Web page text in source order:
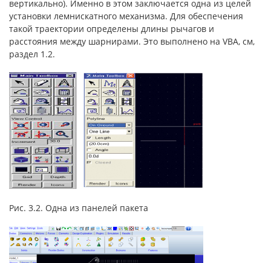
вертикально). Именно в этом заключается одна из целей
установки лемнискатного механизма. Для обеспечения
такой траектории определены длины рычагов и
расстояния между шарнирами. Это выполнено на VBA, см,
раздел 1.2.
Рис. 3.2. Одна из панелей пакета